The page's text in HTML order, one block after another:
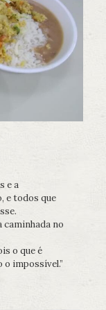
e a
e todos que
caminhada no
o que é
impossível.”